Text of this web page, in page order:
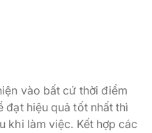
vào bất cứ thời điểm
đạt hiệu quả tốt nhất thì
khi làm việc. Kết hợp các